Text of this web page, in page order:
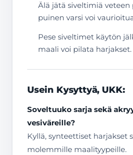
Älä jätä siveltimiä veteen
puinen varsi voi
Pese siveltimet käytön
maali voi pilata harjakset.
Usein Kysyttyä, UKK:
Soveltuuko sarja sekä
vesiväreille?
Kyllä, synteettiset harjakset
molemmille maalityypeille.